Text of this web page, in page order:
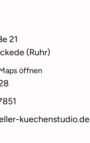
21
(Ruhr)
öffnen
kuechenstudio.de